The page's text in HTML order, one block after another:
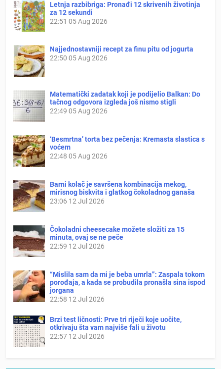
Letnja razbibriga: Pronađi 12 skrivenih životinja
za 12 sekundi
22:51 05 Aug 2026
Najjednostavniji recept za finu pitu od jogurta
22:50 05 Aug 2026
Matematički zadatak koji je podijelio Balkan: Do
tačnog odgovora izgleda još nismo stigli
22:49 05 Aug 2026
‘Besmrtna’ torta bez pečenja: Kremasta slastica s
voćem
22:48 05 Aug 2026
Barni kolač je savršena kombinacija mekog,
mirisnog biskvita i glatkog čokoladnog ganaša
23:06 12 Jul 2026
Čokoladni cheesecake možete složiti za 15
minuta, ovaj se ne peče
22:59 12 Jul 2026
“Mislila sam da mi je beba umrla”: Zaspala tokom
porođaja, a kada se probudila pronašla sina ispod
jorgana
22:58 12 Jul 2026
Brzi test ličnosti: Prve tri riječi koje uočite,
otkrivaju šta vam najviše fali u životu
22:57 12 Jul 2026